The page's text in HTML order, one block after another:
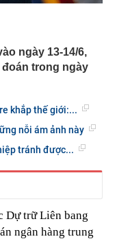
ngày 13-14/6,
trong ngày
khắp thế giới:...
nỗi ám ảnh này
tránh được...
Dự trữ Liên bang
ngân hàng trung